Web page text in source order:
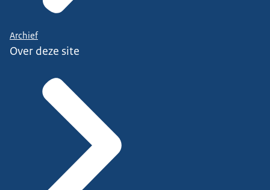
Archief
Over deze site